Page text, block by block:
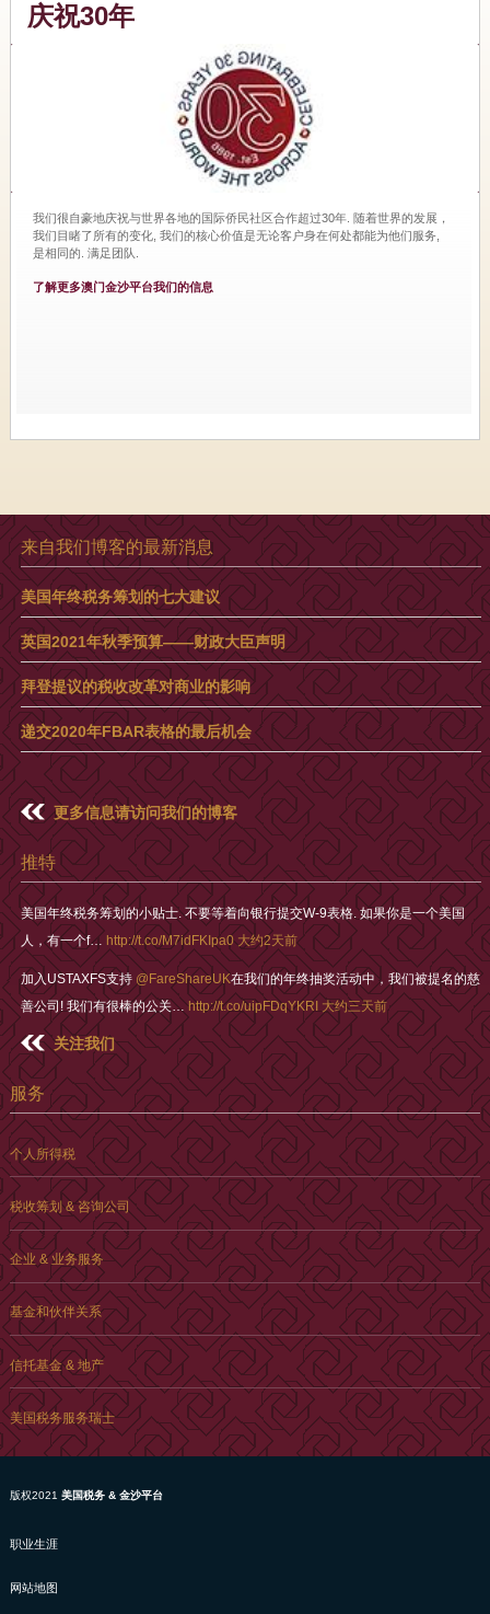
庆祝30年
我们很自豪地庆祝与世界各地的国际侨民社区合作超过30年. 随着世界的发展，
我们目睹了所有的变化, 我们的核心价值是无论客户身在何处都能为他们服务,
是相同的. 满足团队.
了解更多澳门金沙平台我们的信息
来自我们博客的最新消息
美国年终税务筹划的七大建议
英国2021年秋季预算——财政大臣声明
拜登提议的税收改革对商业的影响
递交2020年FBAR表格的最后机会
更多信息请访问我们的博客
推特
美国年终税务筹划的小贴士. 不要等着向银行提交W-9表格. 如果你是一个美国
人，有一个f… http://t.co/M7idFKIpa0 大约2天前
加入USTAXFS支持 @FareShareUK在我们的年终抽奖活动中，我们被提名的慈
善公司! 我们有很棒的公关…http://t.co/uipFDqYKRI 大约三天前
关注我们
服务
个人所得税
税收筹划 & 咨询公司
企业 & 业务服务
基金和伙伴关系
信托基金 & 地产
美国税务服务瑞士
版权2021 美国税务 & 金沙平台
职业生涯
网站地图